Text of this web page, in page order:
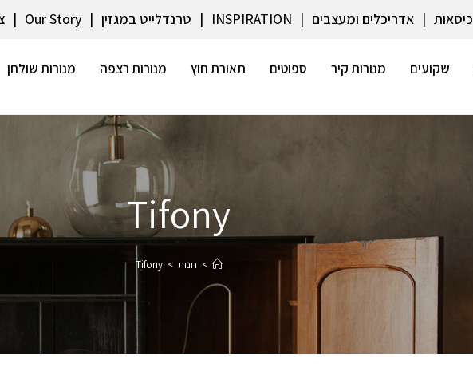
כיסאות אדריכלים ומעצבים INSPIRATION טרנדלייט במגזין Our Story
שקועים מנורות קיר ספוטים תאורת חוץ מנורות רצפה מנורות שולחן
Tifony
> חנות >
Tifony